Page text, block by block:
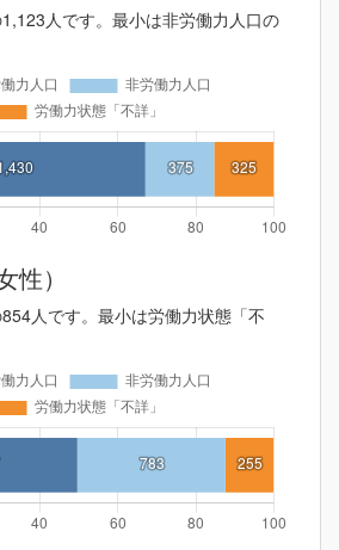
人です。最小は非労働力人口の
性）
人です。最小は労働力状態「不